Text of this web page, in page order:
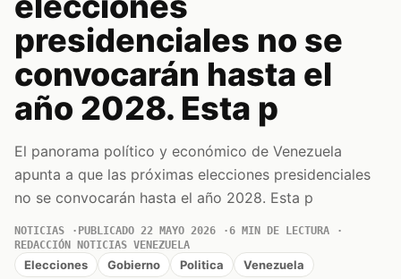
presidenciales no se
convocarán hasta el
año 2028. Esta p
El panorama político y económico de Venezuela
apunta a que las próximas elecciones presidenciales
no se convocarán hasta el año 2028. Esta p
NOTICIAS PUBLICADO 22 MAYO 2026
6 MIN DE LECTURA
REDACCIÓN NOTICIAS VENEZUELA
Elecciones Gobierno Politica Venezuela